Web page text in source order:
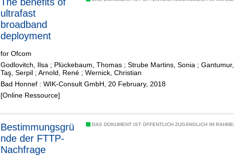
ultrafast
broadband
deployment
for Ofcom
Godlovitch, Ilsa ; Plückebaum, Thomas ; Strube Martins, Sonia ;
Taş, Serpil ; Arnold, René ; Wernick, Christian
Bad Honnef : WIK-Consult GmbH, 20 February, 2018
[Online Ressource]
DAS DOKUMENT IST ÖFFENTLICH ZUGÄNGLICH IM
Bestimmungsgrü
nde der FTTP-
Nachfrage